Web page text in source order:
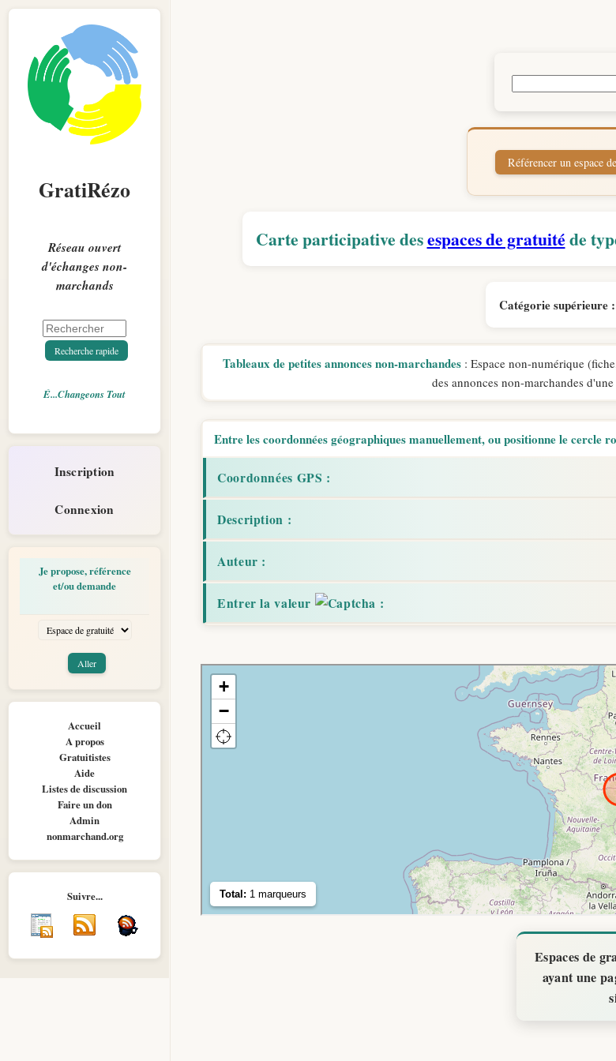
GratiRézo
Réseau ouvert
d'échanges non-
marchands
É...Changeons Tout
Inscription
Connexion
Je propose, référence
et/ou demande
Accueil
A propos
Gratuitistes
Aide
Listes de discussion
Faire un don
Admin
nonmarchand.org
Suivre...
Carte participative desespaces de gratuitéde
Catégorie supérieure :
Tableaux de petites annonces non-marchandes: Espace non-numérique
des annonces non-marchandes
Entre les coordonnées géographiques manuellement, ou positionne le cercle
Coordonnées GPS :
Description :
Auteur :
Entrer la valeur :
Espaces de
ayant une